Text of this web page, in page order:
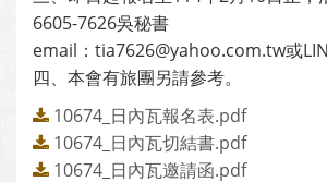
6605-7626吳秘書
email：tia7626@yahoo.com.tw或
四、本會有旅團另請參考。
10674_日內瓦報名表.pdf
10674_日內瓦切結書.pdf
10674_日內瓦邀請函.pdf